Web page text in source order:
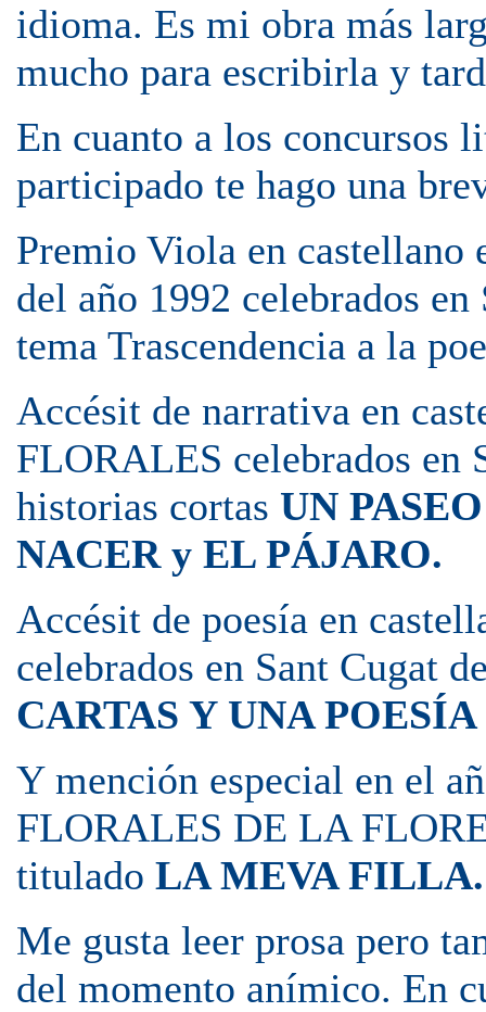
idioma. Es mi obra más
mucho para escribirla y
En cuanto a los concursos
participado te hago una
Premio Viola en
del año 1992 celebrados
tema Trascendencia a la
Accésit de narrativa en
FLORALES celebrados en
historias cortas UN
NACER y EL PÁJARO.
Accésit de poesía en
celebrados en Sant Cugat
CARTAS Y UNA
Y mención especial en el
FLORALES DE LA
titulado LA MEVA FILLA.
Me gusta leer prosa pero
del momento anímico. En